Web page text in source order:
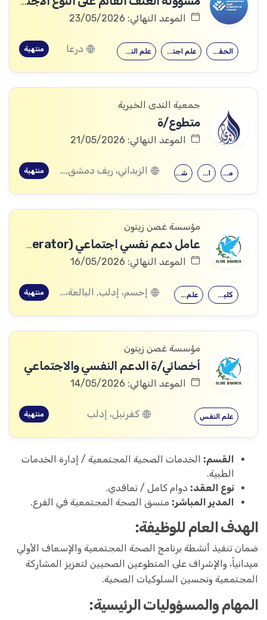
الموعد النهائي: 23/05/2026
علم النفس علم اجتماع الحقوق درعا منتهية
جمعية الندى الخيرية
متطوع/ة
الموعد النهائي: 21/05/2026
شهادة جامعية الثانوية العامة معهد متوسط الزبداني، ريف دمشق, المليحة، ريف دمشق منتهية
مؤسسة غصن زيتون
عامل دعم نفسي اجتماعي (PSS Operator)
الموعد النهائي: 16/05/2026
علم النفس كلية التربية إحسم، إدلب, البالعة، إدلب, بليون، إدلب, مرعيان، إدلب منتهية
مؤسسة غصن زيتون
أخصائي/ة الدعم النفسي والاجتماعي
الموعد النهائي: 14/05/2026
علم النفس كفرنبل، إدلب منتهية
القسم: الخدمات الصحية المجتمعية / إدارة الخدمات
الطبية.
نوع العقد: دوام كامل / تعاقدي.
المدير المباشر: منسق الصحة المجتمعية في الفرع.
الهدف العام للوظيفة:
ضمان تنفيذ أنشطة برنامج الصحة المجتمعية والإسعاف الأولي
ميدانياً، والإشراف على المتطوعين الصحيين لتعزيز المشاركة
المجتمعية وتحسين السلوكيات الصحية.
المهام والمسؤوليات الرئيسية: